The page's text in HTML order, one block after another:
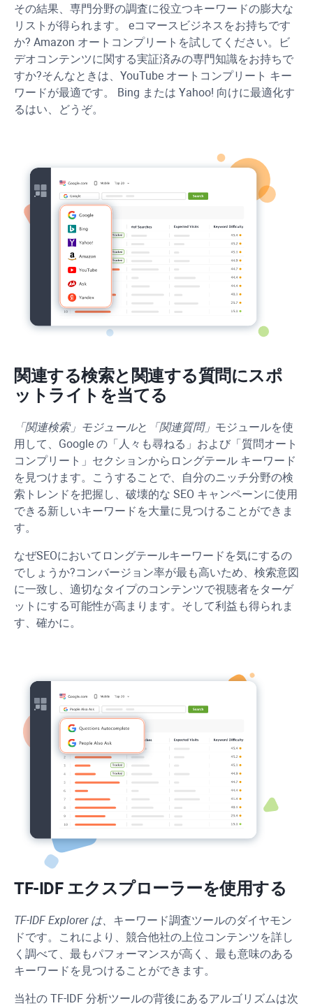
その結果、専門分野の調査に役立つキーワードの膨大な
リストが得られます。 eコマースビジネスをお持ちです
か? Amazon オートコンプリートを試してください。ビ
デオコンテンツに関する実証済みの専門知識をお持ちで
すか?そんなときは、YouTube オートコンプリート キー
ワードが最適です。 Bing または Yahoo! 向けに最適化す
るはい、どうぞ。
関連する検索と関連する質問にスポ
ットライトを当てる
「関連検索」モジュールと 「関連質問」 モジュールを使
用して、Google の「人々も尋ねる」および「質問オート
コンプリート」セクションからロングテール キーワード
を見つけます。こうすることで、自分のニッチ分野の検
索トレンドを把握し、破壊的な SEO キャンペーンに使用
できる新しいキーワードを大量に見つけることができま
す。
なぜSEOにおいてロングテールキーワードを気にするの
でしょうか?コンバージョン率が最も高いため、検索意図
に一致し、適切なタイプのコンテンツで視聴者をターゲ
ットにする可能性が高まります。そして利益も得られま
す、確かに。
TF-IDF エクスプローラーを使用する
TF-IDF Explorer は、 キーワード調査ツールのダイヤモン
ドです。これにより、競合他社の上位コンテンツを詳し
く調べて、最もパフォーマンスが高く、最も意味のある
キーワードを見つけることができます。
当社の TF-IDF 分析ツールの背後にあるアルゴリズムは次